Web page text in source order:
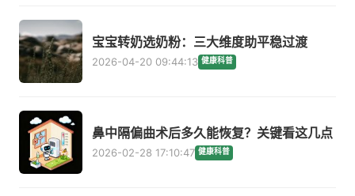
宝宝转奶选奶粉：三大维度助平稳过渡
2026-04-20 09:44:13 健康科普
鼻中隔偏曲术后多久能恢复？关键看这几点
2026-02-28 17:10:47 健康科普